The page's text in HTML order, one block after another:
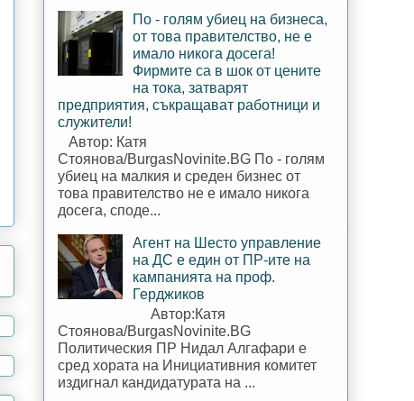
По - голям убиец на бизнеса,
от това правителство, не е
имало никога досега!
Фирмите са в шок от цените
на тока, затварят
предприятия, съкращават работници и
служители!
Автор: Катя
Стоянова/BurgasNovinite.BG По - голям
убиец на малкия и среден бизнес от
това правителство не е имало никога
досега, споде...
Агент на Шесто управление
на ДС е един от ПР-ите на
кампанията на проф.
Герджиков
Автор:Катя
Стоянова/BurgasNovinite.BG
Политическия ПР Нидал Алгафари е
сред хората на Инициативния комитет
издигнал кандидатурата на ...